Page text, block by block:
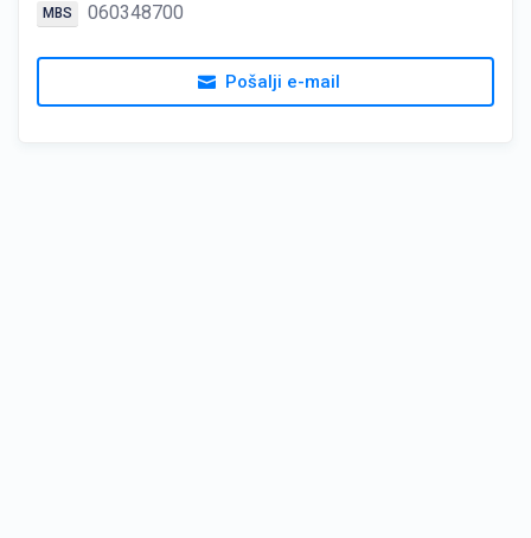
MBS 060348700
Pošalji e-mail